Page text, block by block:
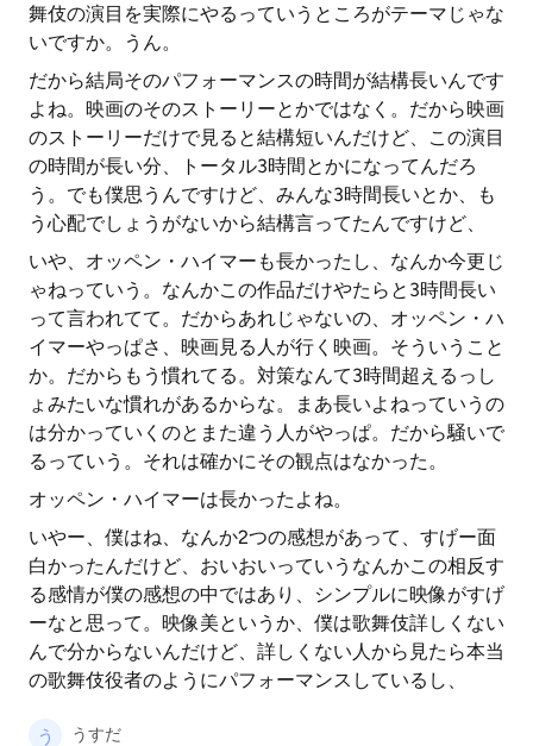
舞伎の演目を実際にやるっていうところがテーマじゃな
いですか。うん。
だから結局そのパフォーマンスの時間が結構長いんです
よね。映画のそのストーリーとかではなく。だから映画
のストーリーだけで見ると結構短いんだけど、この演目
の時間が長い分、トータル3時間とかになってんだろ
う。でも僕思うんですけど、みんな3時間長いとか、も
う心配でしょうがないから結構言ってたんですけど、
いや、オッペン・ハイマーも長かったし、なんか今更じ
ゃねっていう。なんかこの作品だけやたらと3時間長い
って言われてて。だからあれじゃないの、オッペン・ハ
イマーやっぱさ、映画見る人が行く映画。そういうこと
か。だからもう慣れてる。対策なんて3時間超えるっし
ょみたいな慣れがあるからな。まあ長いよねっていうの
は分かっていくのとまた違う人がやっぱ。だから騒いで
るっていう。それは確かにその観点はなかった。
オッペン・ハイマーは長かったよね。
いやー、僕はね、なんか2つの感想があって、すげー面
白かったんだけど、おいおいっていうなんかこの相反す
る感情が僕の感想の中ではあり、シンプルに映像がすげ
ーなと思って。映像美というか、僕は歌舞伎詳しくない
んで分からないんだけど、詳しくない人から見たら本当
の歌舞伎役者のようにパフォーマンスしているし、
うすだ